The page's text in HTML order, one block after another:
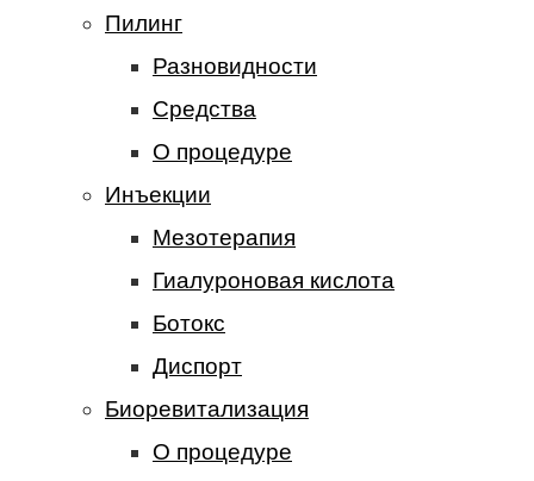
Пилинг
Разновидности
Средства
О процедуре
Инъекции
Мезотерапия
Гиалуроновая кислота
Ботокс
Диспорт
Биоревитализация
О процедуре